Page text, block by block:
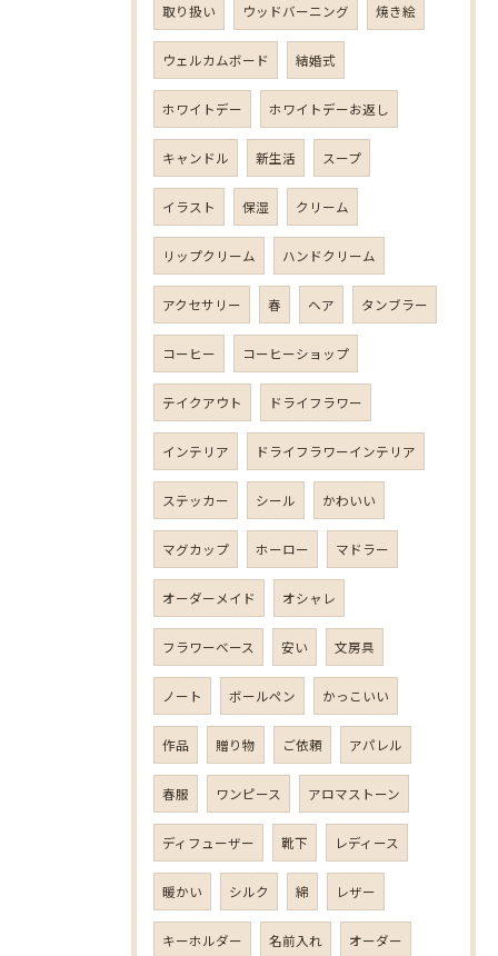
取り扱い ウッドバーニング 焼き絵
ウェルカムボード 結婚式
ホワイトデー ホワイトデーお返し
キャンドル 新生活 スープ
イラスト 保湿 クリーム
リップクリーム ハンドクリーム
アクセサリー 春 ヘア タンブラー
コーヒー コーヒーショップ
テイクアウト ドライフラワー
インテリア ドライフラワーインテリア
ステッカー シール かわいい
マグカップ ホーロー マドラー
オーダーメイド オシャレ
フラワーベース 安い 文房具
ノート ボールペン かっこいい
作品 贈り物 ご依頼 アパレル
春服 ワンピース アロマストーン
ディフューザー 靴下 レディース
暖かい シルク 綿 レザー
キーホルダー 名前入れ オーダー